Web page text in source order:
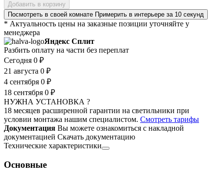
Добавить в корзину
Посмотреть в своей комнате Примерить в интерьере за 10 секунд
* Актуальность цены на заказные позиции уточняйте у
менеджера
Яндекс Сплит
Разбить оплату на части без переплат
Сегодня 0 ₽
21 августа 0 ₽
4 сентября 0 ₽
18 сентября 0 ₽
НУЖНА УСТАНОВКА ?
18 месяцев расширенной гарантии на светильники при
условии монтажа нашим специалистом. Смотреть тарифы
Документация Вы можете ознакомиться с накладной
документацией Скачать документацию
Технические характеристики
Основные